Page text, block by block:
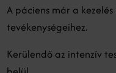
A páciens már a
tevékenységeihez.
Kerülendő az intenzív